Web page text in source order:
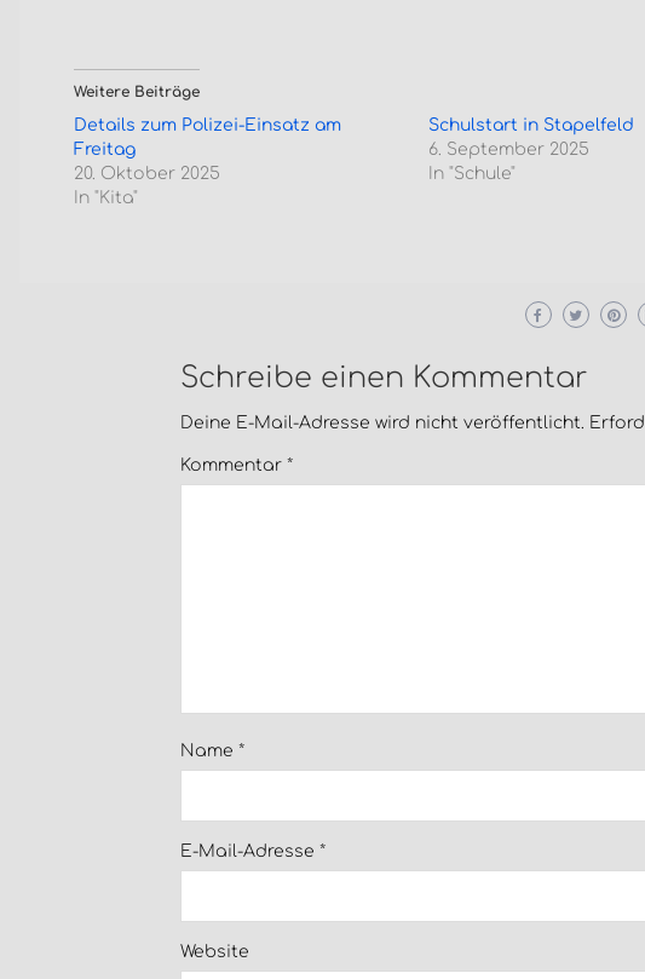
Weitere Beiträge
Details zum Polizei-Einsatz am
Freitag
20. Oktober 2025
In "Kita"
Schulstart in Stapelfeld
6. September 2025
In "Schule"
Schreibe einen Kommentar
Deine E-Mail-Adresse wird nicht veröffentlicht.
Kommentar*
Name*
E-Mail-Adresse*
Website